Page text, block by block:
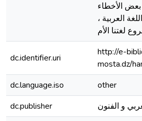
الأخطاء
العربية ،
dc.identifier.uri
http://e-
mosta.dz/
dc.language.iso
other
dc.publisher
و الفنون